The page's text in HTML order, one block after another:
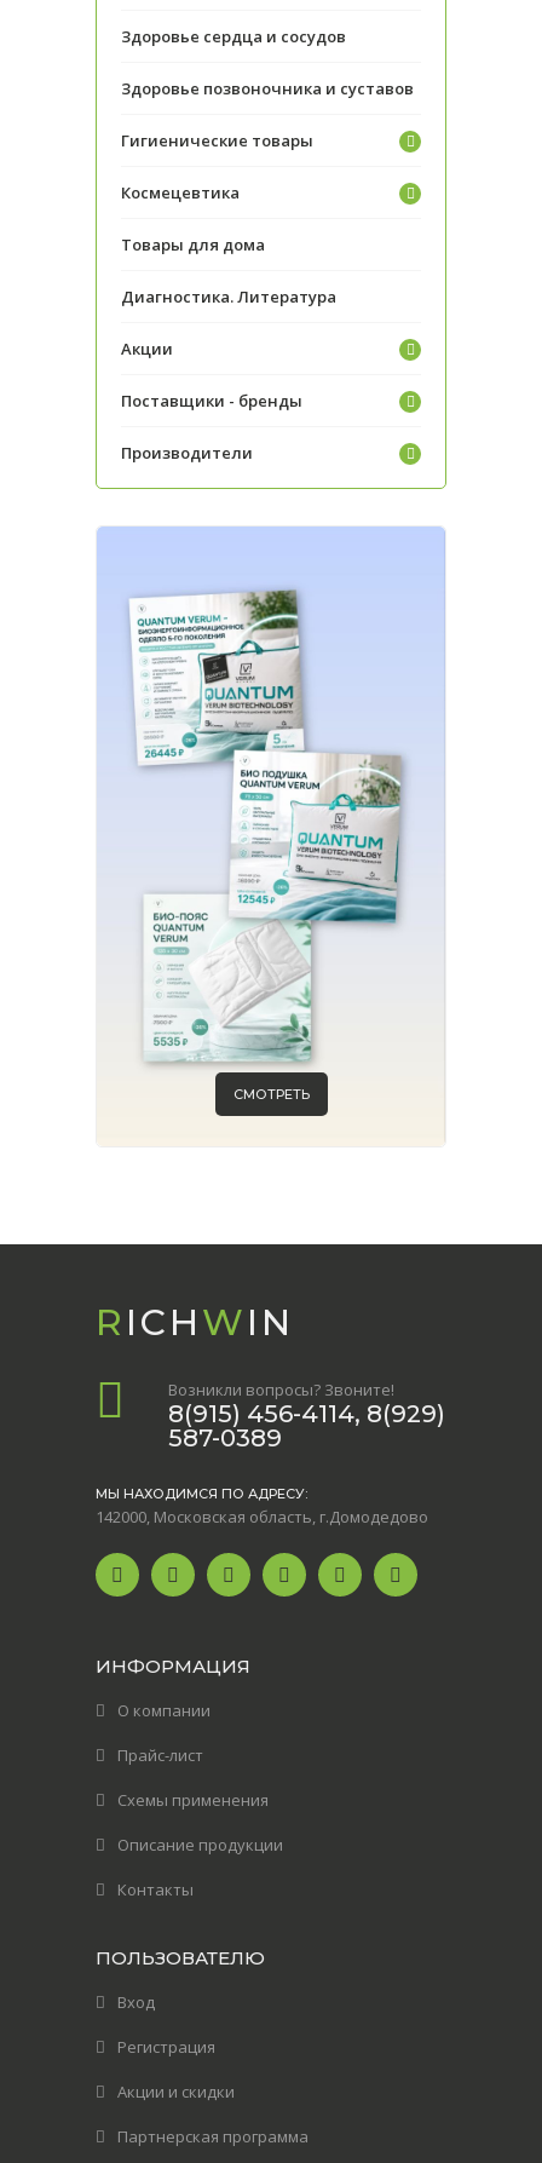
Здоровье сердца и сосудов
Здоровье позвоночника и суставов
Гигиенические товары
Космецевтика
Товары для дома
Диагностика. Литература
Акции
Поставщики - бренды
Производители
СМОТРЕТЬ
R ICHWIN
Возникли вопросы? Звоните!
8(915) 456-4114, 8(929)
587-0389
МЫ НАХОДИМСЯ ПО АДРЕСУ:
142000, Московская область, г.Домодедово
ИНФОРМАЦИЯ
О компании
Прайс-лист
Схемы применения
Описание продукции
Контакты
ПОЛЬЗОВАТЕЛЮ
Вход
Регистрация
Акции и скидки
Партнерская программа